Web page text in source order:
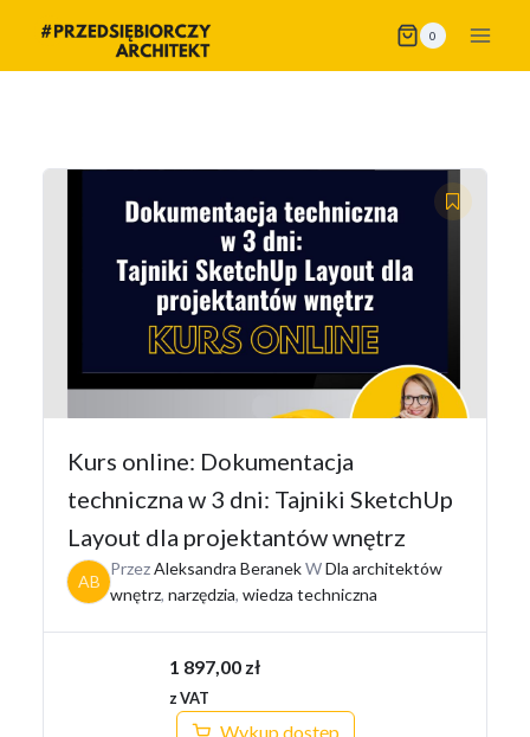
treści
0
Kurs online: Dokumentacja
techniczna w 3 dni: Tajniki SketchUp
Layout dla projektantów wnętrz
AB
PrzezAleksandra BeranekWDla architektów
wnętrz, narzędzia, wiedza techniczna
1 897,00 zł
z VAT
Wykup dostęp